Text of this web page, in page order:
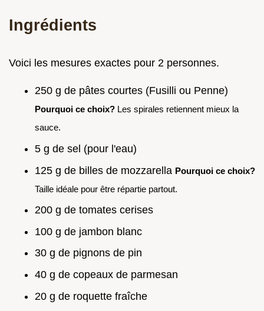
Ingrédients
Voici les mesures exactes pour 2 personnes.
250 g de pâtes courtes (Fusilli ou Penne)
Pourquoi ce choix? Les spirales retiennent mieux la
sauce.
5 g de sel (pour l'eau)
125 g de billes de mozzarella Pourquoi ce choix?
Taille idéale pour être répartie partout.
200 g de tomates cerises
100 g de jambon blanc
30 g de pignons de pin
40 g de copeaux de parmesan
20 g de roquette fraîche